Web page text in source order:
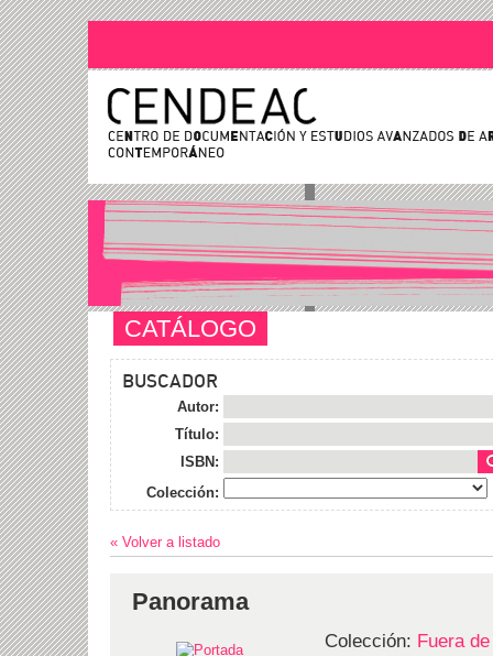
CATÁLOGO
BUSCADOR
Autor:
Título:
ISBN:
Colección:
« Volver a listado
Panorama
Colección: Fuera